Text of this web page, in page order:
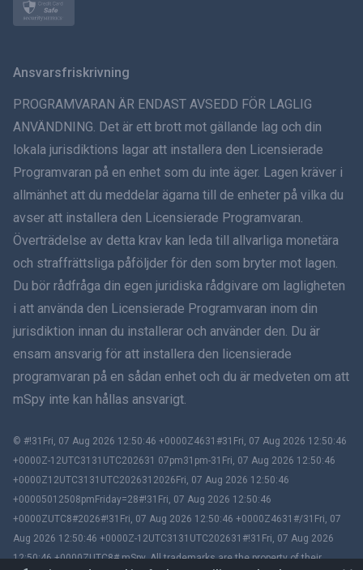
ภาษาไทย
Dansk
हिंदी
עברית
Română
Ελληνικά
繁體中文
Slovenčina
Bahasa Melayu
Ansvarsfriskrivning
PROGRAMVARAN ÄR ENDAST AVSEDD FÖR LAGLIG
ANVÄNDNING. Det är ett brott mot gällande lag och din
lokala jurisdiktions lagar att installera den Licensierade
Programvaran på en enhet som du inte äger. Lagen kräver i
allmänhet att du meddelar ägarna till de enheter på vilka du
avser att installera den Licensierade Programvaran.
Överträdelse av detta krav kan leda till allvarliga monetära
och straffrättsliga påföljder för den som bryter mot lagen.
Du bör rådfråga din egen juridiska rådgivare om lagligheten
i att använda den Licensierade Programvaran inom din
jurisdiktion innan du installerar och använder den. Du är
ensam ansvarig för att installera den licensierade
programvaran på en sådan enhet och du är medveten om att
mSpy inte kan hållas ansvarigt.
© #!31Fri, 07 Aug 2026 12:50:46 +0000Z4631#31Fri, 07 Aug 2026 12:50:46
+0000Z-12UTC3131UTC202631 07pm31pm-31Fri, 07 Aug 2026 12:50:46
+0000Z12UTC3131UTC2026312026Fri, 07 Aug 2026 12:50:46
+00005012508pmFriday=28#!31Fri, 07 Aug 2026 12:50:46
+0000ZUTC8#2026#!31Fri, 07 Aug 2026 12:50:46 +0000Z4631#/31Fri, 07
Aug 2026 12:50:46 +0000Z-12UTC3131UTC202631#!31Fri, 07 Aug 2026
12:50:46 +0000ZUTC8# mSpy. All trademarks are the property of their